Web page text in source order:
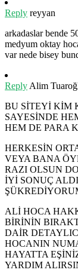
Reply reyyan
arkadaslar bende
medyum oktay
var nede bisey
Reply Alim
BU SİTEYİ KİM
SAYESİNDE
HEM DE PARA
HERKESİN
VEYA BANA
RAZI OLSUN
İYİ SONUÇ
ALİ HOCA
BİRİNİN
DAİR
HOCANIN
HAYATTA
YARDIM